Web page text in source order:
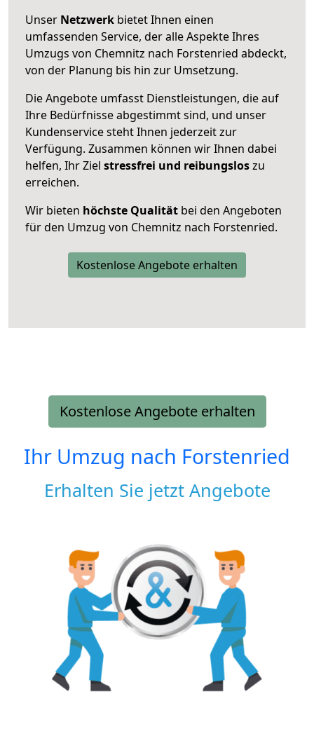
Unser Netzwerk bietet Ihnen einen
umfassenden Service, der alle Aspekte Ihres
Umzugs von Chemnitz nach Forstenried abdeckt,
von der Planung bis hin zur Umsetzung.
Die Angebote umfasst Dienstleistungen, die auf
Ihre Bedürfnisse abgestimmt sind, und unser
Kundenservice steht Ihnen jederzeit zur
Verfügung. Zusammen können wir Ihnen dabei
helfen, Ihr Ziel stressfrei und reibungsloszu
erreichen.
Wir bieten höchste Qualität bei den Angeboten
für den Umzug von Chemnitz nach Forstenried.
Kostenlose Angebote erhalten
Kostenlose Angebote erhalten
Ihr Umzug nach Forstenried
Erhalten Sie jetzt Angebote